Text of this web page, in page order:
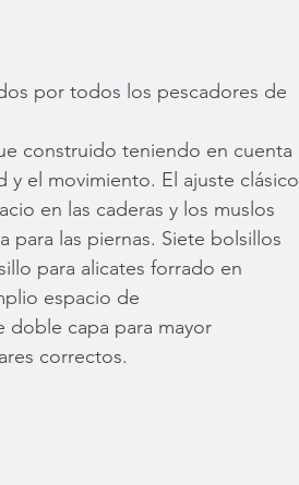
por todos los pescadores de
construido teniendo en cuenta
y el movimiento. El ajuste clásico
en las caderas y los muslos
para las piernas. Siete bolsillos
para alicates forrado en
espacio de
doble capa para mayor
correctos.